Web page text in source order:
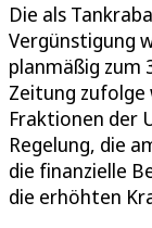
Die als
Vergünstigung
planmäßig zum
Zeitung zufolge
Fraktionen der
Regelung, die
die finanzielle
die erhöhten